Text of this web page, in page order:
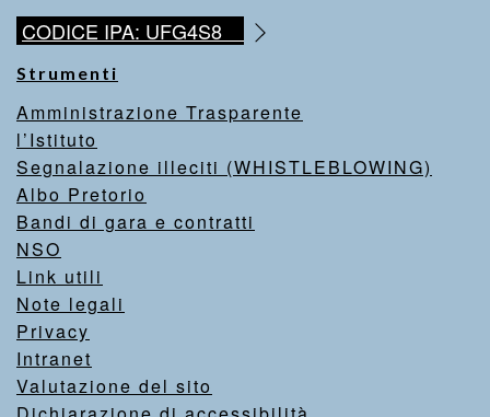
CODICE IPA: UFG4S8
Strumenti
Amministrazione Trasparente
l’Istituto
Segnalazione illeciti (WHISTLEBLOWING)
Albo Pretorio
Bandi di gara e contratti
NSO
Link utili
Note legali
Privacy
Intranet
Valutazione del sito